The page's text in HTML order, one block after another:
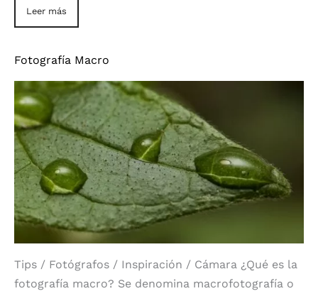
Leer más
Fotografía Macro
Tips / Fotógrafos / Inspiración / Cámara ¿Qué es la
fotografía macro? Se denomina macrofotografía o